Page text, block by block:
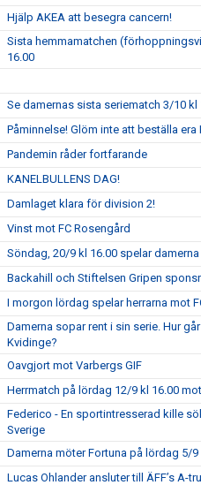
Hjälp AKEA att besegra cancern!
Sista hemmamatchen
16.00
Se damernas sista seriematch 3/10 kl
Påminnelse! Glöm inte att beställa era
Pandemin råder fortfarande
KANELBULLENS DAG!
Damlaget klara för division 2!
Vinst mot FC Rosengård
Söndag, 20/9 kl 16.00 spelar
Backahill och Stiftelsen Gripen
I morgon lördag spelar herrarna mot
Damerna sopar rent i sin serie. Hur
Kvidinge?
Oavgjort mot Varbergs GIF
Herrmatch på lördag 12/9 kl 16.00
Federico - En sportintresserad kille
Sverige
Damerna möter Fortuna på lördag 5/9
Lucas Ohlander ansluter till ÄFF’s A-